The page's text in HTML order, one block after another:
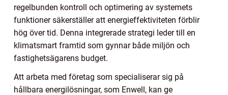
regelbunden kontroll och optimering av systemets
funktioner säkerställer att energieffektiviteten förblir
hög över tid. Denna integrerade strategi leder till en
klimatsmart framtid som gynnar både miljön och
fastighetsägarens budget.
Att arbeta med företag som specialiserar sig på
hållbara energilösningar, som Enwell, kan ge